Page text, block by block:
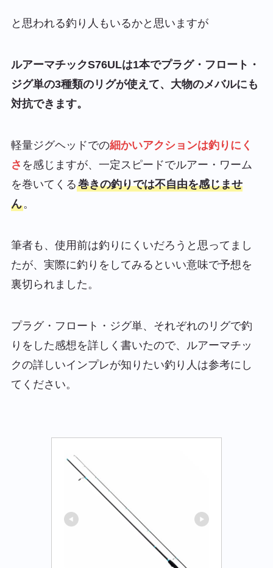
と思われる釣り人もいるかと思いますが
ルアーマチックS76ULは1本でプラグ・フロート・
ジグ単の3種類のリグが使えて、大物のメバルにも
対抗できます。
軽量ジグヘッドでの細かいアクションは釣りにく
さ を感じますが、一定スピードでルアー・ワーム
を巻いてくる巻きの釣りでは不自由を感じませ
ん。
筆者も、使用前は釣りにくいだろうと思ってまし
たが、実際に釣りをしてみるといい意味で予想を
裏切られました。
プラグ・フロート・ジグ単、それぞれのリグで釣
りをした感想を詳しく書いたので、ルアーマチッ
クの詳しいインプレが知りたい釣り人は参考にし
てください。